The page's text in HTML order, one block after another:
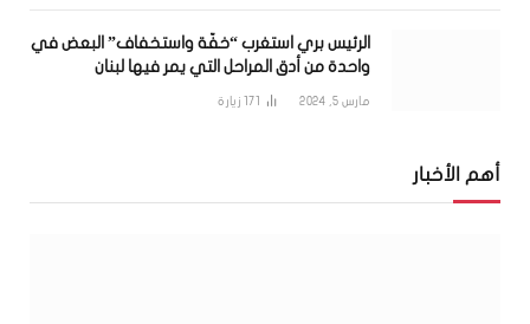
الرئيس بري استغرب “خفّة واستخفاف” البعض في
واحدة من أدق المراحل التي يمر فيها لبنان
مارس 5, 2024 171 زيارة
أهم الأخبار